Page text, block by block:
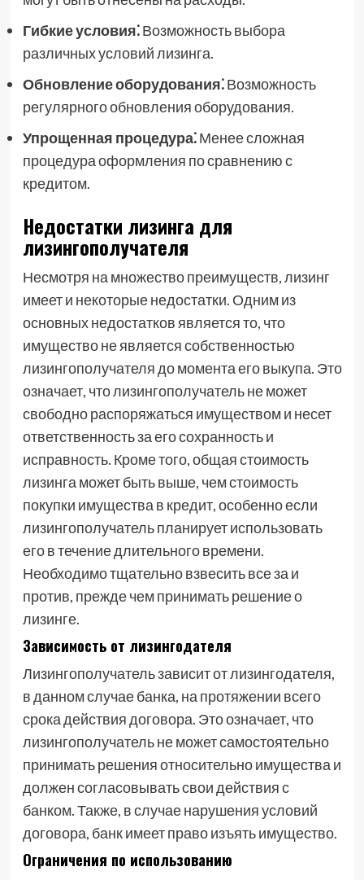
Гибкие условия⁚Возможность выбора
различных условий лизинга.
Обновление оборудования⁚Возможность
регулярного обновления оборудования.
Упрощенная процедура⁚Менее сложная
процедура оформления по сравнению с
кредитом.
Недостатки лизинга для
лизингополучателя
Несмотря на множество преимуществ, лизинг
имеет и некоторые недостатки. Одним из
основных недостатков является то, что
имущество не является собственностью
лизингополучателя до момента его выкупа. Это
означает, что лизингополучатель не может
свободно распоряжаться имуществом и несет
ответственность за его сохранность и
исправность. Кроме того, общая стоимость
лизинга может быть выше, чем стоимость
покупки имущества в кредит, особенно если
лизингополучатель планирует использовать
его в течение длительного времени.
Необходимо тщательно взвесить все за и
против, прежде чем принимать решение о
лизинге.
Зависимость от лизингодателя
Лизингополучатель зависит от лизингодателя,
в данном случае банка, на протяжении всего
срока действия договора. Это означает, что
лизингополучатель не может самостоятельно
принимать решения относительно имущества и
должен согласовывать свои действия с
банком. Также, в случае нарушения условий
договора, банк имеет право изъять имущество.
Ограничения по использованию